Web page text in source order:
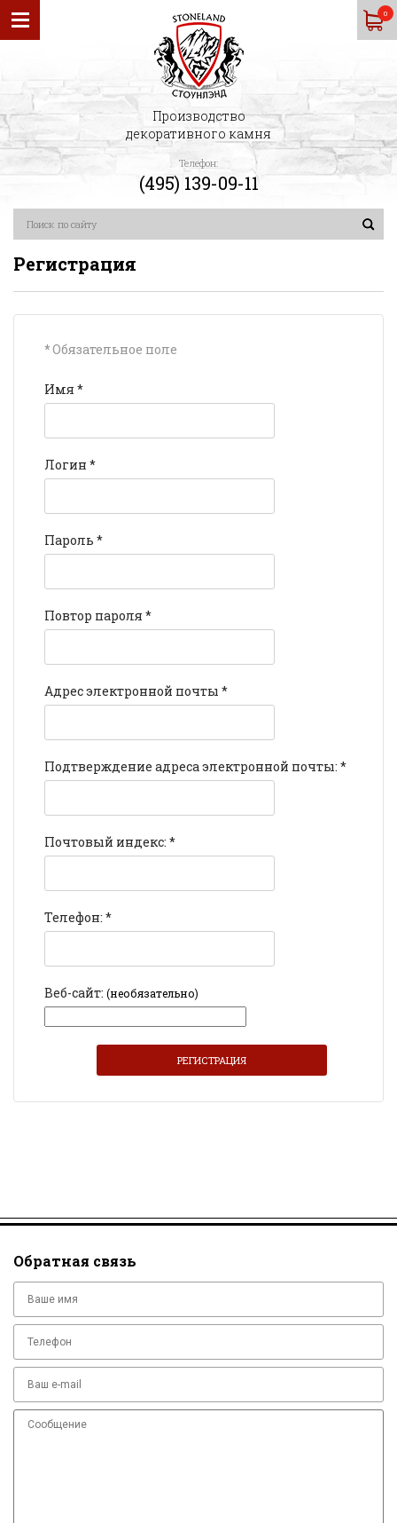
0
Производство
декоративного камня
Телефон:
(495) 139-09-11
Регистрация
*Обязательное поле
Имя *
Логин *
Пароль *
Повтор пароля *
Адрес электронной почты *
Подтверждение адреса электронной почты: *
Почтовый индекс: *
Телефон: *
Веб-сайт: (необязательно)
РЕГИСТРАЦИЯ
Обратная связь